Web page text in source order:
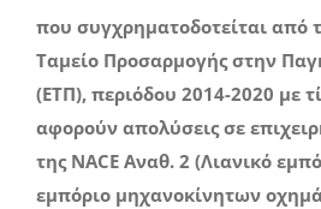
που συγχρηματοδοτείται από
Ταμείο Προσαρμογής στην
(ΕΤΠ), περιόδου 2014-2020 με
αφορούν απολύσεις σε
της NACE Αναθ. 2 (Λιανικό
εμπόριο μηχανοκίνητων